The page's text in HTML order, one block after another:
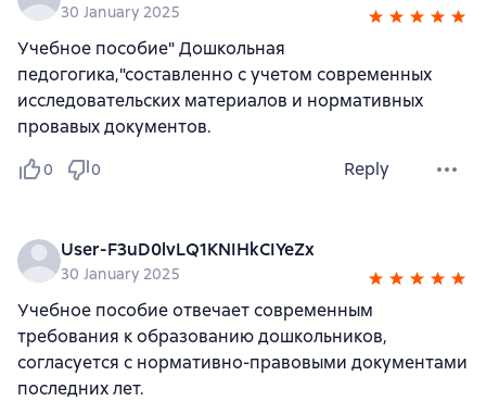
30 January 2025
Учебное пособие" Дошкольная
педогогика,"составленно с учетом современных
исследовательских материалов и нормативных
провавых документов.
0 0 Reply
User-F3uD0lvLQ1KNIHkCIYeZx
30 January 2025
Учебное пособие отвечает современным
требования к образованию дошкольников,
согласуется с нормативно-правовыми документами
последних лет.